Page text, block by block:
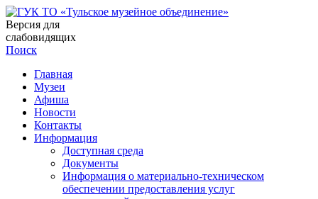
Версия для
слабовидящих
Поиск
Главная
Музеи
Афиша
Новости
Контакты
Информация
Доступная среда
Документы
Информация о материально-техническом
обеспечении предоставления услуг